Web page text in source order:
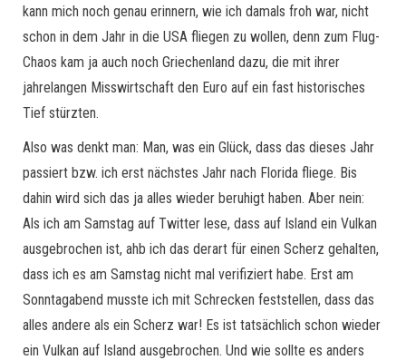
kann mich noch genau erinnern, wie ich damals froh war, nicht
schon in dem Jahr in die USA fliegen zu wollen, denn zum Flug-
Chaos kam ja auch noch Griechenland dazu, die mit ihrer
jahrelangen Misswirtschaft den Euro auf ein fast historisches
Tief stürzten.
Also was denkt man: Man, was ein Glück, dass das dieses Jahr
passiert bzw. ich erst nächstes Jahr nach Florida fliege. Bis
dahin wird sich das ja alles wieder beruhigt haben. Aber nein:
Als ich am Samstag auf Twitter lese, dass auf Island ein Vulkan
ausgebrochen ist, ahb ich das derart für einen Scherz gehalten,
dass ich es am Samstag nicht mal verifiziert habe. Erst am
Sonntagabend musste ich mit Schrecken feststellen, dass das
alles andere als ein Scherz war! Es ist tatsächlich schon wieder
ein Vulkan auf Island ausgebrochen. Und wie sollte es anders